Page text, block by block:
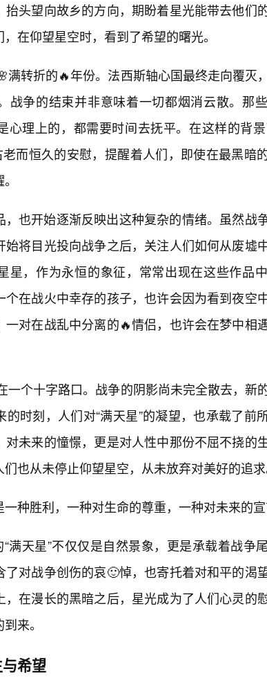
头望向故乡的方向，期盼着星光能带去他们
在仰望星空时，看到了希望的曙光。
满转折的🔥年份。法西斯轴心国最终走向覆灭
战争的结束并非意味着一切都烟消云散。那
心理上的，都需要时间去抚平。在这样的背
老而恒久的安慰，提醒着人们，即使在最黑暗
，也开始逐渐反映出这种复杂的情绪。虽然战
将目光投向战争之后，关注人们如何从废墟
星，作为永恒的象征，常常出现在这些作品
个在战火中幸存的孩子，也许会因为看到夜空
一对在战乱中分离的🔥情侣，也许会在梦中相
一个十字路口。战争的阴影尚未完全散去，新
时刻，人们对“满天星”的凝望，也承载了前
未来的憧憬，更是对人性中那份不屈不挠的
也从未停止仰望星空，从未放弃对美好的追求
种胜利，一种对生命的尊重，一种对未来的宣
满天星”不仅仅是自然景象，更是承载着战争
对战争创伤的哀🙂悼，也寄托着对和平的渴
在漫长的黑暗之后，星光成为了人们心灵的
来。
希望